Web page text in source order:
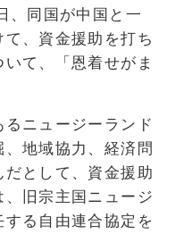
、同国が中国と一
、資金援助を打ち
て、「恩着せがま
ニュージーランド
地域協力、経済問
として、資金援助
旧宗主国ニュージ
る自由連合協定を